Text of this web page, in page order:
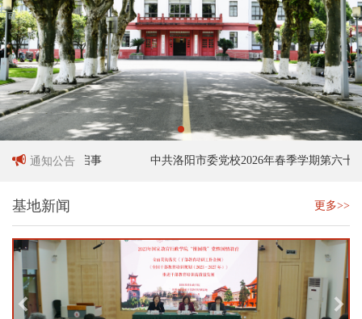
通知公告
人员招聘启事 中共洛阳市委党校2026年春季学期第六十六
基地新闻 更多>>